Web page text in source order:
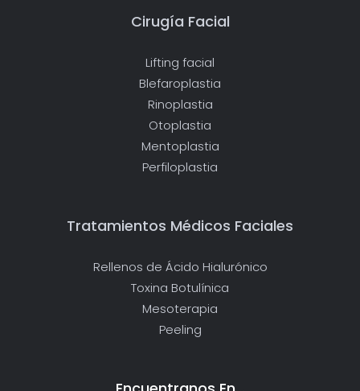
Cirugía Facial
Lifting facial
Blefaroplastia
Rinoplastia
Otoplastia
Mentoplastia
Perfiloplastia
Tratamientos Médicos Faciales
Rellenos de Ácido Hialurónico
Toxina Botulínica
Mesoterapia
Peeling